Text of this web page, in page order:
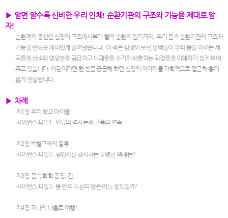
▶ 알면 알수록 신비한 우리 인체 ! 순환기관의 구조와 기능을 제대로 알
자!
순환계의 중심인 심장의 구조에서부터 혈액 순환의 원리까지 ,우리 몸속 순환기관의 구조와
기능을 만화로 재미있게 풀어냈습니다. 이 책은 심장이 보낸 혈액들이 우리 몸을 이루는 세
포들에 산소와 영양분을 공급하고 노폐물을 수거해 배출하는 과정들을 이해하기 쉽게 보여
주고 있습니다. 어린이라면 한 번쯤 궁금해 하던 심장의 이야기를 과학적으로 접근해 흥미
롭게 전달합니다.
▶ 차례
제 1장 우리 학교 아이돌
사이언스 파일1- 인류의 역사는 배고픔의 연속
제 2장 백혈구와의 결투
사이언스 파일2- 침입자를 감시하는 투명한 액체는?
제 3장 몸속 화학 공장, 간
사이언스 파일3- 몸 안의 수분의 양은 어느 정도일까?
제 4장 지나의 나홀로 여행!